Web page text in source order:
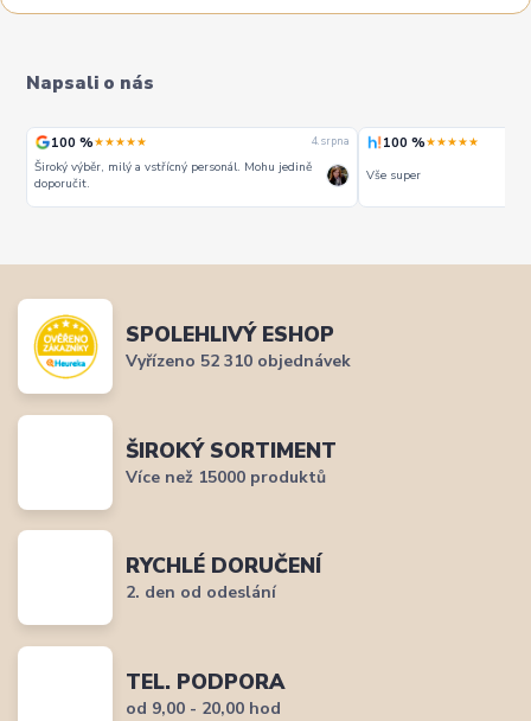
Napsali o nás
100 %★★★★★ 4. srpna
Široký výběr, milý a vstřícný personál. Mohu jedině
doporučit.
100 %★★★★★
Vše super
SPOLEHLIVÝ ESHOP
Vyřízeno 52 310 objednávek
ŠIROKÝ SORTIMENT
Více než 15000 produktů
RYCHLÉ DORUČENÍ
2. den od odeslání
TEL. PODPORA
od 9,00 - 20,00 hod